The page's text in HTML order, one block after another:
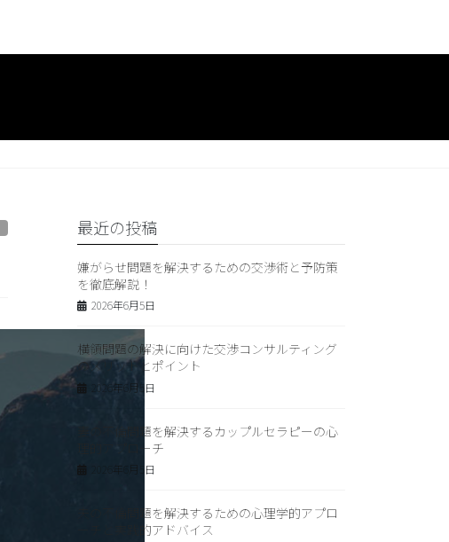
最近の投稿
嫌がらせ問題を解決するための交渉術と予防策
を徹底解説！
2026年6月5日
横領問題の解決に向けた交渉コンサルティング
のメリットとポイント
2026年6月5日
妻の不倫問題を解決するカップルセラピーの心
理的アプローチ
2026年6月5日
夫の不倫問題を解決するための心理学的アプロ
ーチと実践的アドバイス